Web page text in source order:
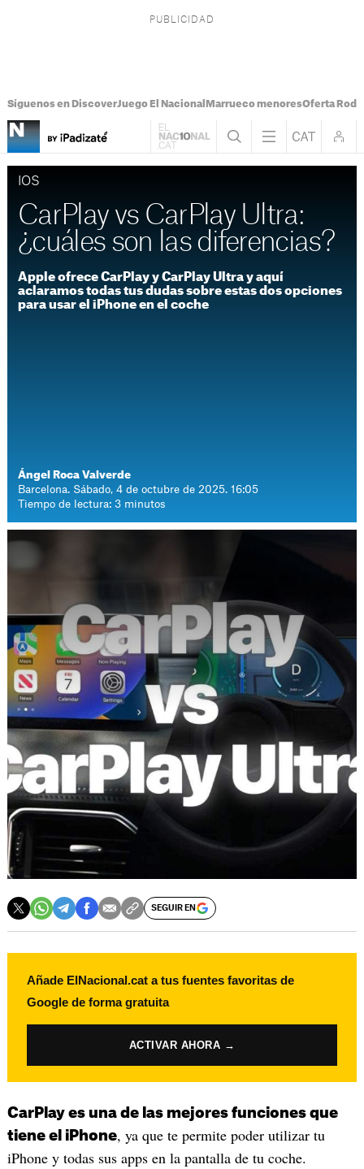
Síguenos en DiscoverJuego El Nacional Marrueco menoresOferta
IOS
CarPlay vs CarPlay Ultra:
¿cuáles son las diferencias?
Apple ofrece CarPlay y CarPlay Ultra y aquí
aclaramos todas tus dudas sobre estas dos opciones
para usar el iPhone en el coche
Ángel Roca Valverde
Barcelona. Sábado, 4 de octubre de 2025. 16:05
Tiempo de lectura: 3 minutos
SEGUIR EN
Añade ElNacional.cat a tus fuentes favoritas de
Google de forma gratuita
ACTIVAR AHORA →
CarPlay es una de las mejores funciones que
tiene el iPhone, ya que te permite poder utilizar tu
iPhone y todas sus apps en la pantalla de tu coche.